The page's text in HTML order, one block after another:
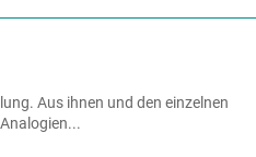
Aus ihnen und den einzelnen